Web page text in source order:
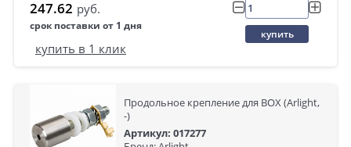
247.62 руб.
срок поставки от 1 дня
купить
купить в 1 клик
Продольное крепление для BOX (Arlight,
-)
Артикул: 017277